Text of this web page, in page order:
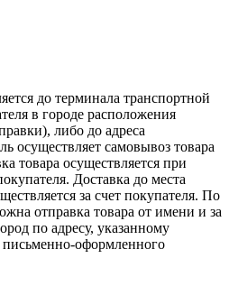
до терминала транспортной
в городе расположения
либо до адреса
осуществляет самовывоз товара
товара осуществляется при
Доставка до места
за счет покупателя. По
отправка товара от имени и за
по адресу, указанному
оформленного